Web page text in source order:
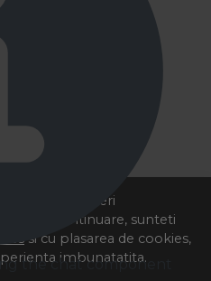
pentru a va oferi
in continuare, sunteti
si cu plasarea de cookies,
imbunatatita.
the chat component